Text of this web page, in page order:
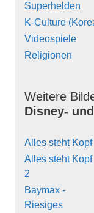
Superhelden
K-Culture
Videospiele
Religionen
Weitere
Disney-
Alles steht Kopf
Alles steht Kopf
2
Baymax -
Riesiges